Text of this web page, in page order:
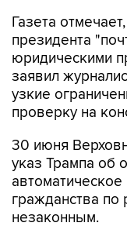
Газета
президента
юридическими
заявил
узкие
проверку на
30 июня
указ Трампа об
гражданства
незаконным.